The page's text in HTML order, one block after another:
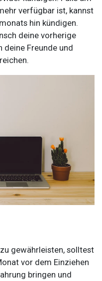
verfügbar ist, kannst
hin kündigen.
deine vorherige
deine Freunde und
gewährleisten, solltest
vor dem Einziehen
bringen und